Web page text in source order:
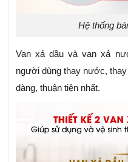
Hệ thống
Van xả dầu và van xả
người dùng thay nước,
dàng, thuận tiện nhất.